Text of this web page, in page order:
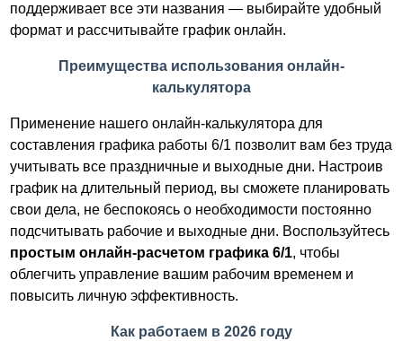
поддерживает все эти названия — выбирайте удобный
формат и рассчитывайте график онлайн.
Преимущества использования онлайн-
калькулятора
Применение нашего онлайн-калькулятора для
составления графика работы 6/1 позволит вам без труда
учитывать все праздничные и выходные дни. Настроив
график на длительный период, вы сможете планировать
свои дела, не беспокоясь о необходимости постоянно
подсчитывать рабочие и выходные дни. Воспользуйтесь
простым онлайн-расчетом графика 6/1, чтобы
облегчить управление вашим рабочим временем и
повысить личную эффективность.
Как работаем в 2026 году